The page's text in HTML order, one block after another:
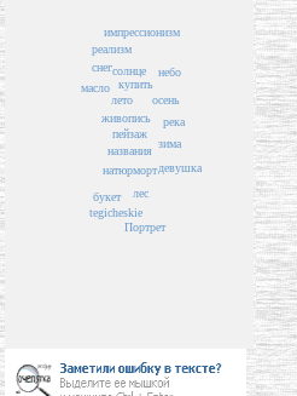
пейзаж
названия
живопись
лето
натюрморт
купить
солнце
лес
зима
осень
букет
масло
река
снег
tegicheskie
реализм
небо
импрессионизм
Портрет
девушка